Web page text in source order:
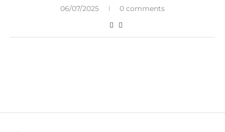
06/07/2025 0 comments